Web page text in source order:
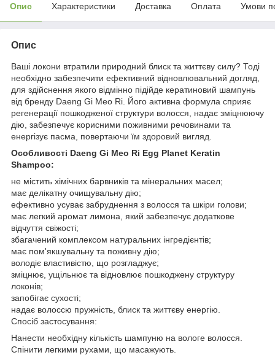
Опис Характеристики Доставка Оплата Умови
Опис
Ваші локони втратили природний блиск та життєву силу? Тоді
необхідно забезпечити ефективний відновлювальний догляд,
для здійснення якого відмінно підійде кератиновий шампунь
від бренду Daeng Gi Meo Ri. Його активна формула сприяє
регенерації пошкодженої структури волосся, надає зміцнюючу
дію, забезпечує корисними поживними речовинами та
енергізує пасма, повертаючи їм здоровий вигляд.
Особливості Daeng Gi Meo Ri Egg Planet Keratin
Shampoo:
не містить хімічних барвників та мінеральних масел;
має делікатну очищувальну дію;
ефективно усуває забруднення з волосся та шкіри голови;
має легкий аромат лимона, який забезпечує додаткове
відчуття свіжості;
збагачений комплексом натуральних інгредієнтів;
має пом'якшувальну та поживну дію;
володіє властивістю, що розгладжує;
зміцнює, ущільнює та відновлює пошкоджену структуру
локонів;
запобігає сухості;
надає волоссю пружність, блиск та життєву енергію.
Спосіб застосування:
Нанести необхідну кількість шампуню на вологе волосся.
Спінити легкими рухами, що масажують.